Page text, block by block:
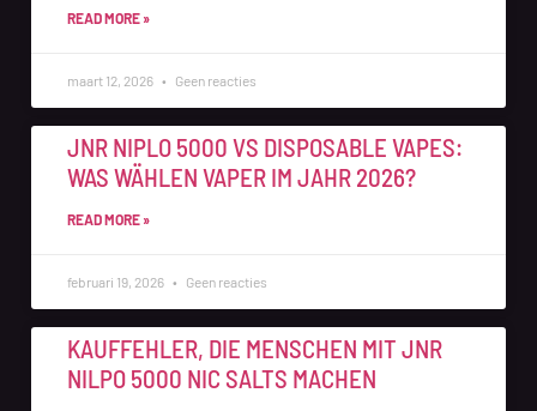
READ MORE »
maart 12, 2026 Geen reacties
JNR NIPLO 5000 VS DISPOSABLE VAPES:
WAS WÄHLEN VAPER IM JAHR 2026?
READ MORE »
februari 19, 2026 Geen reacties
KAUFFEHLER, DIE MENSCHEN MIT JNR
NILPO 5000 NIC SALTS MACHEN